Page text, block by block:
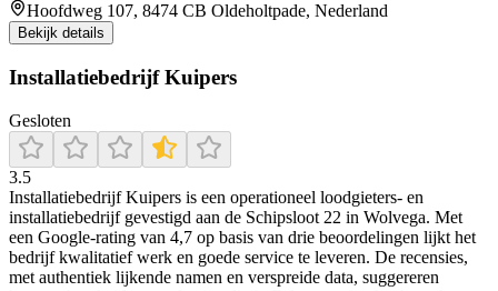
Hoofdweg 107, 8474 CB Oldeholtpade, Nederland
Bekijk details
Installatiebedrijf Kuipers
Gesloten
3.5
Installatiebedrijf Kuipers is een operationeel loodgieters- en
installatiebedrijf gevestigd aan de Schipsloot 22 in Wolvega. Met
een Google‑rating van 4,7 op basis van drie beoordelingen lijkt het
bedrijf kwalitatief werk en goede service te leveren. De recensies,
met authentiek lijkende namen en verspreide data, suggereren